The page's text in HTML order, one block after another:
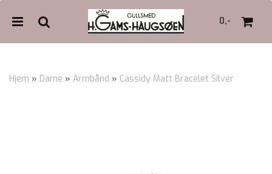
0,-
Hjem » Dame » Armbånd » Cassidy Matt Bracelet Silver